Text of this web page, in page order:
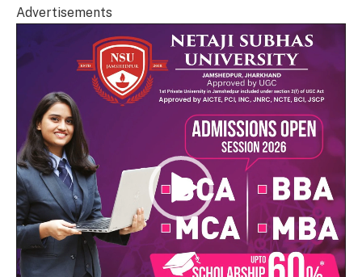
Advertisements
Player